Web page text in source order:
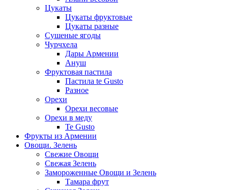
Цукаты
Цукаты фруктовые
Цукаты разные
Сушеные ягоды
Чурчхела
Дары Армении
Ануш
Фруктовая пастила
Пастила te Gusto
Разное
Орехи
Орехи весовые
Орехи в меду
Te Gusto
Фрукты из Армении
Овощи. Зелень
Свежие Овощи
Свежая Зелень
Замороженные Овощи и Зелень
Тамара фрут